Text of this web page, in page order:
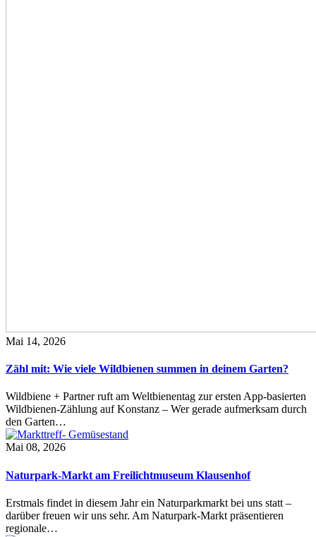
Mai 14, 2026
Zähl mit: Wie viele Wildbienen summen in deinem Garten?
Wildbiene + Partner ruft am Weltbienentag zur ersten App-basierten
Wildbienen-Zählung auf Konstanz – Wer gerade aufmerksam durch
den Garten…
Mai 08, 2026
Naturpark-Markt am Freilichtmuseum Klausenhof
Erstmals findet in diesem Jahr ein Naturparkmarkt bei uns statt –
darüber freuen wir uns sehr. Am Naturpark-Markt präsentieren
regionale…